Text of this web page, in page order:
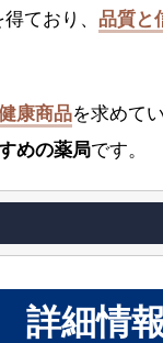
ており、 品質と
康商品を求めて
めの薬局です。
詳細情報